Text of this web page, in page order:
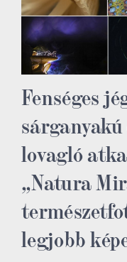
Fenséges
lovagló
„Natura
legjobb